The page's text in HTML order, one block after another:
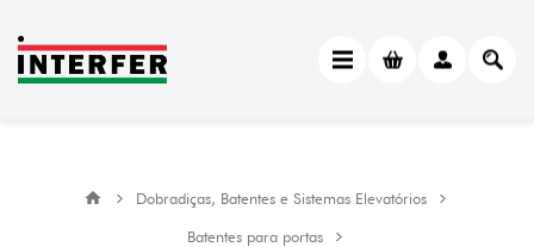
Dobradiças, Batentes e Sistemas Elevatórios
Batentes para portas